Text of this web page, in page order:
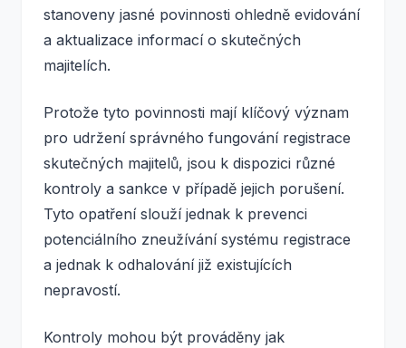
stanoveny jasné povinnosti ohledně evidování
a aktualizace informací o skutečných
majitelích.
Protože tyto povinnosti mají klíčový význam
pro udržení správného fungování registrace
skutečných majitelů, jsou k dispozici různé
kontroly a sankce v případě jejich porušení.
Tyto opatření slouží jednak k prevenci
potenciálního zneužívání systému registrace
a jednak k odhalování již existujících
nepravostí.
Kontroly mohou být prováděny jak